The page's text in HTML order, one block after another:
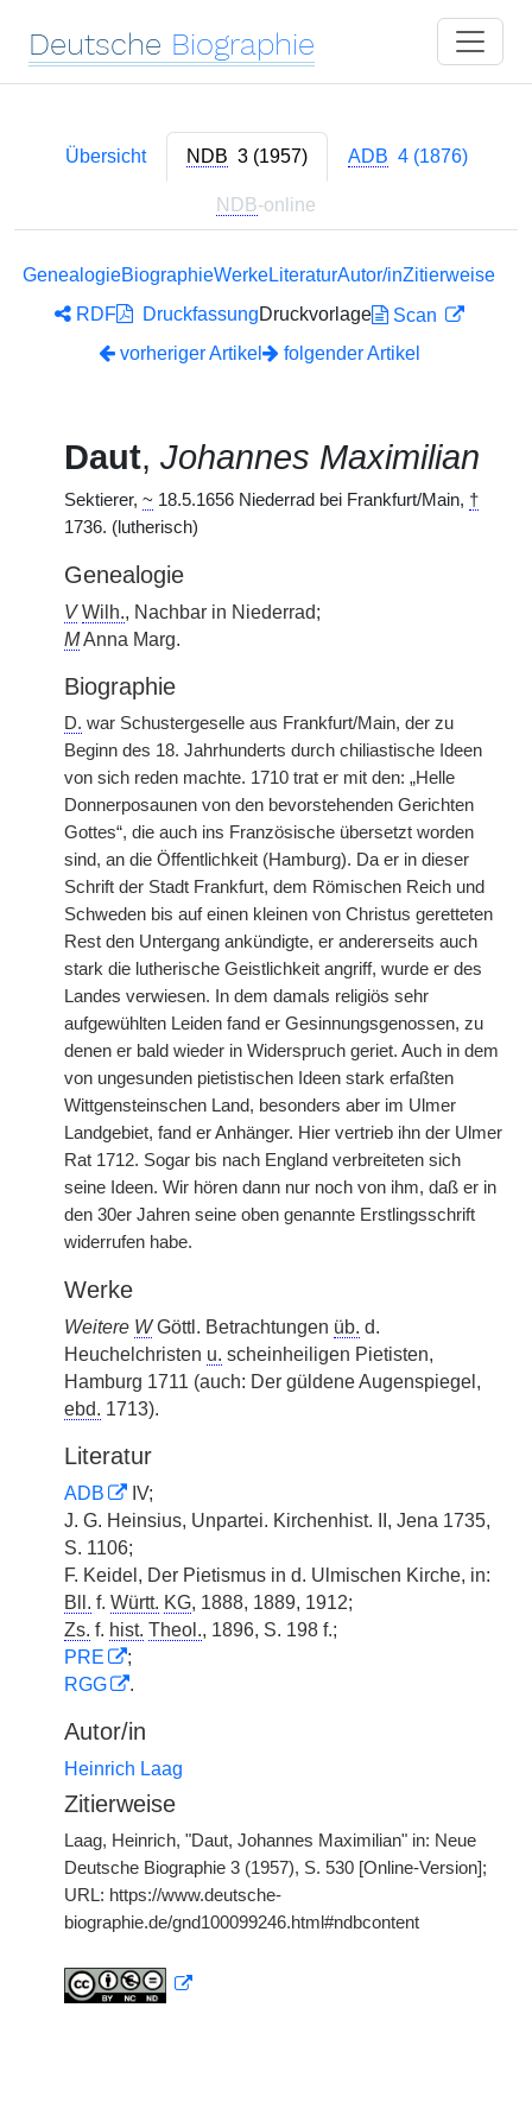
Deutsche Biographie
Übersicht NDB 3 (1957) ADB 4 (1876)
NDB-online
GenealogieBiographieWerkeLiteraturAutor/inZitierweise
RDF
DruckfassungDruckvorlage
Scan
vorheriger Artikel
folgender Artikel
Daut, Johannes Maximilian
Sektierer, ~ 18.5.1656 Niederrad bei Frankfurt/Main, †
1736. (lutherisch)
Genealogie
V Wilh., Nachbar in Niederrad;
MAnna Marg.
Biographie
D. war Schustergeselle aus Frankfurt/Main, der zu
Beginn des 18. Jahrhunderts durch chiliastische Ideen
von sich reden machte. 1710 trat er mit den: „Helle
Donnerposaunen von den bevorstehenden Gerichten
Gottes“, die auch ins Französische übersetzt worden
sind, an die Öffentlichkeit (Hamburg). Da er in dieser
Schrift der Stadt Frankfurt, dem Römischen Reich und
Schweden bis auf einen kleinen von Christus geretteten
Rest den Untergang ankündigte, er andererseits auch
stark die lutherische Geistlichkeit angriff, wurde er des
Landes verwiesen. In dem damals religiös sehr
aufgewühlten Leiden fand er Gesinnungsgenossen, zu
denen er bald wieder in Widerspruch geriet. Auch in dem
von ungesunden pietistischen Ideen stark erfaßten
Wittgensteinschen Land, besonders aber im Ulmer
Landgebiet, fand er Anhänger. Hier vertrieb ihn der Ulmer
Rat 1712. Sogar bis nach England verbreiteten sich
seine Ideen. Wir hören dann nur noch von ihm, daß er in
den 30er Jahren seine oben genannte Erstlingsschrift
widerrufen habe.
Werke
Weitere WGöttl. Betrachtungen üb. d.
Heuchelchristen u. scheinheiligen Pietisten,
Hamburg 1711 (auch: Der güldene Augenspiegel,
ebd. 1713).
Literatur
ADB
IV;
J. G. Heinsius, Unpartei. Kirchenhist. II, Jena 1735,
S. 1106;
F. Keidel, Der Pietismus in d. Ulmischen Kirche, in:
Bll. f. Württ. KG, 1888, 1889, 1912;
Zs. f. hist. Theol., 1896, S. 198 f.;
PRE
;
RGG
.
Autor/in
Heinrich Laag
Zitierweise
Laag, Heinrich, "Daut, Johannes Maximilian" in: Neue
Deutsche Biographie 3 (1957), S. 530 [Online-Version];
URL: https://www.deutsche-
biographie.de/gnd100099246.html#ndbcontent